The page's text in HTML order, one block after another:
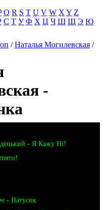
Q R S T U V W X Y Z
С Т У Ф Х Ц Ч Ш Щ Э Ю
/Наталья Могилевская /
-
- Я Кажу Ні!
- Натусик